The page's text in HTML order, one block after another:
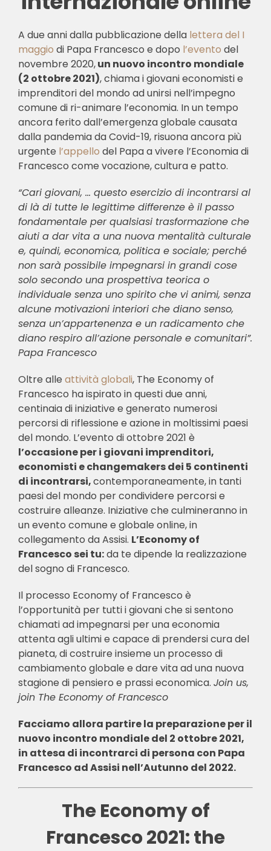
A due anni dalla pubblicazione della lettera del I
maggio di Papa Francesco e dopo l’evento del
novembre 2020,un nuovo incontro mondiale
(2 ottobre 2021), chiama i giovani economisti e
imprenditori del mondo ad unirsi nell’impegno
comune di ri-animare l’economia. In un tempo
ancora ferito dall’emergenza globale causata
dalla pandemia da Covid-19, risuona ancora più
urgente l’appello del Papa a vivere l’Economia di
Francesco come vocazione, cultura e patto.
“Cari giovani, … questo esercizio di incontrarsi al
di là di tutte le legittime differenze è il passo
fondamentale per qualsiasi trasformazione che
aiuti a dar vita a una nuova mentalità culturale
e, quindi, economica, politica e sociale; perché
non sarà possibile impegnarsi in grandi cose
solo secondo una prospettiva teorica o
individuale senza uno spirito che vi animi, senza
alcune motivazioni interiori che diano senso,
senza un’appartenenza e un radicamento che
diano respiro all’azione personale e comunitari”.
Papa Francesco
Oltre alle attività globali, The Economy of
Francesco ha ispirato in questi due anni,
centinaia di iniziative e generato numerosi
percorsi di riflessione e azione in moltissimi paesi
del mondo. L’evento di ottobre 2021 è
l’occasione per i giovani imprenditori,
economisti e changemakers dei 5 continenti
di incontrarsi,contemporaneamente, in tanti
paesi del mondo per condividere percorsi e
costruire alleanze. Iniziative che culmineranno in
un evento comune e globale online, in
collegamento da Assisi. L’Economy of
Francesco sei tu:da te dipende la realizzazione
del sogno di Francesco.
Il processo Economy of Francesco è
l’opportunità per tutti i giovani che si sentono
chiamati ad impegnarsi per una economia
attenta agli ultimi e capace di prendersi cura del
pianeta, di costruire insieme un processo di
cambiamento globale e dare vita ad una nuova
stagione di pensiero e prassi economica. Join us,
join The Economy of Francesco
Facciamo allora partire la preparazione per il
nuovo incontro mondiale del 2 ottobre 2021,
in attesa di incontrarci di persona con Papa
Francesco ad Assisi nell’Autunno del 2022.
The Economy of
Francesco 2021: the